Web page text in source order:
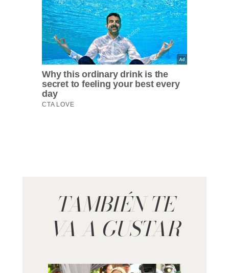
TAMBIÉN TE
VA A GUSTAR